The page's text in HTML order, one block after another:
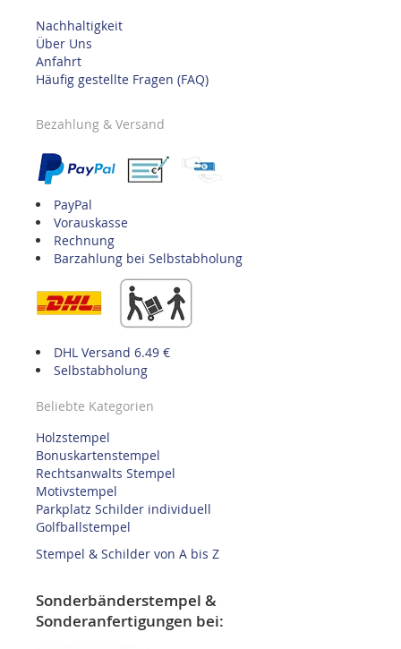
Nachhaltigkeit
Über Uns
Anfahrt
Häufig gestellte Fragen (FAQ)
Bezahlung & Versand
PayPal
Vorauskasse
Rechnung
Barzahlung bei Selbstabholung
DHL Versand 6.49 €
Selbstabholung
Beliebte Kategorien
Holzstempel
Bonuskartenstempel
Rechtsanwalts Stempel
Motivstempel
Parkplatz Schilder individuell
Golfballstempel
Stempel & Schilder von A bis Z
Sonderbänderstempel &
Sonderanfertigungen bei: